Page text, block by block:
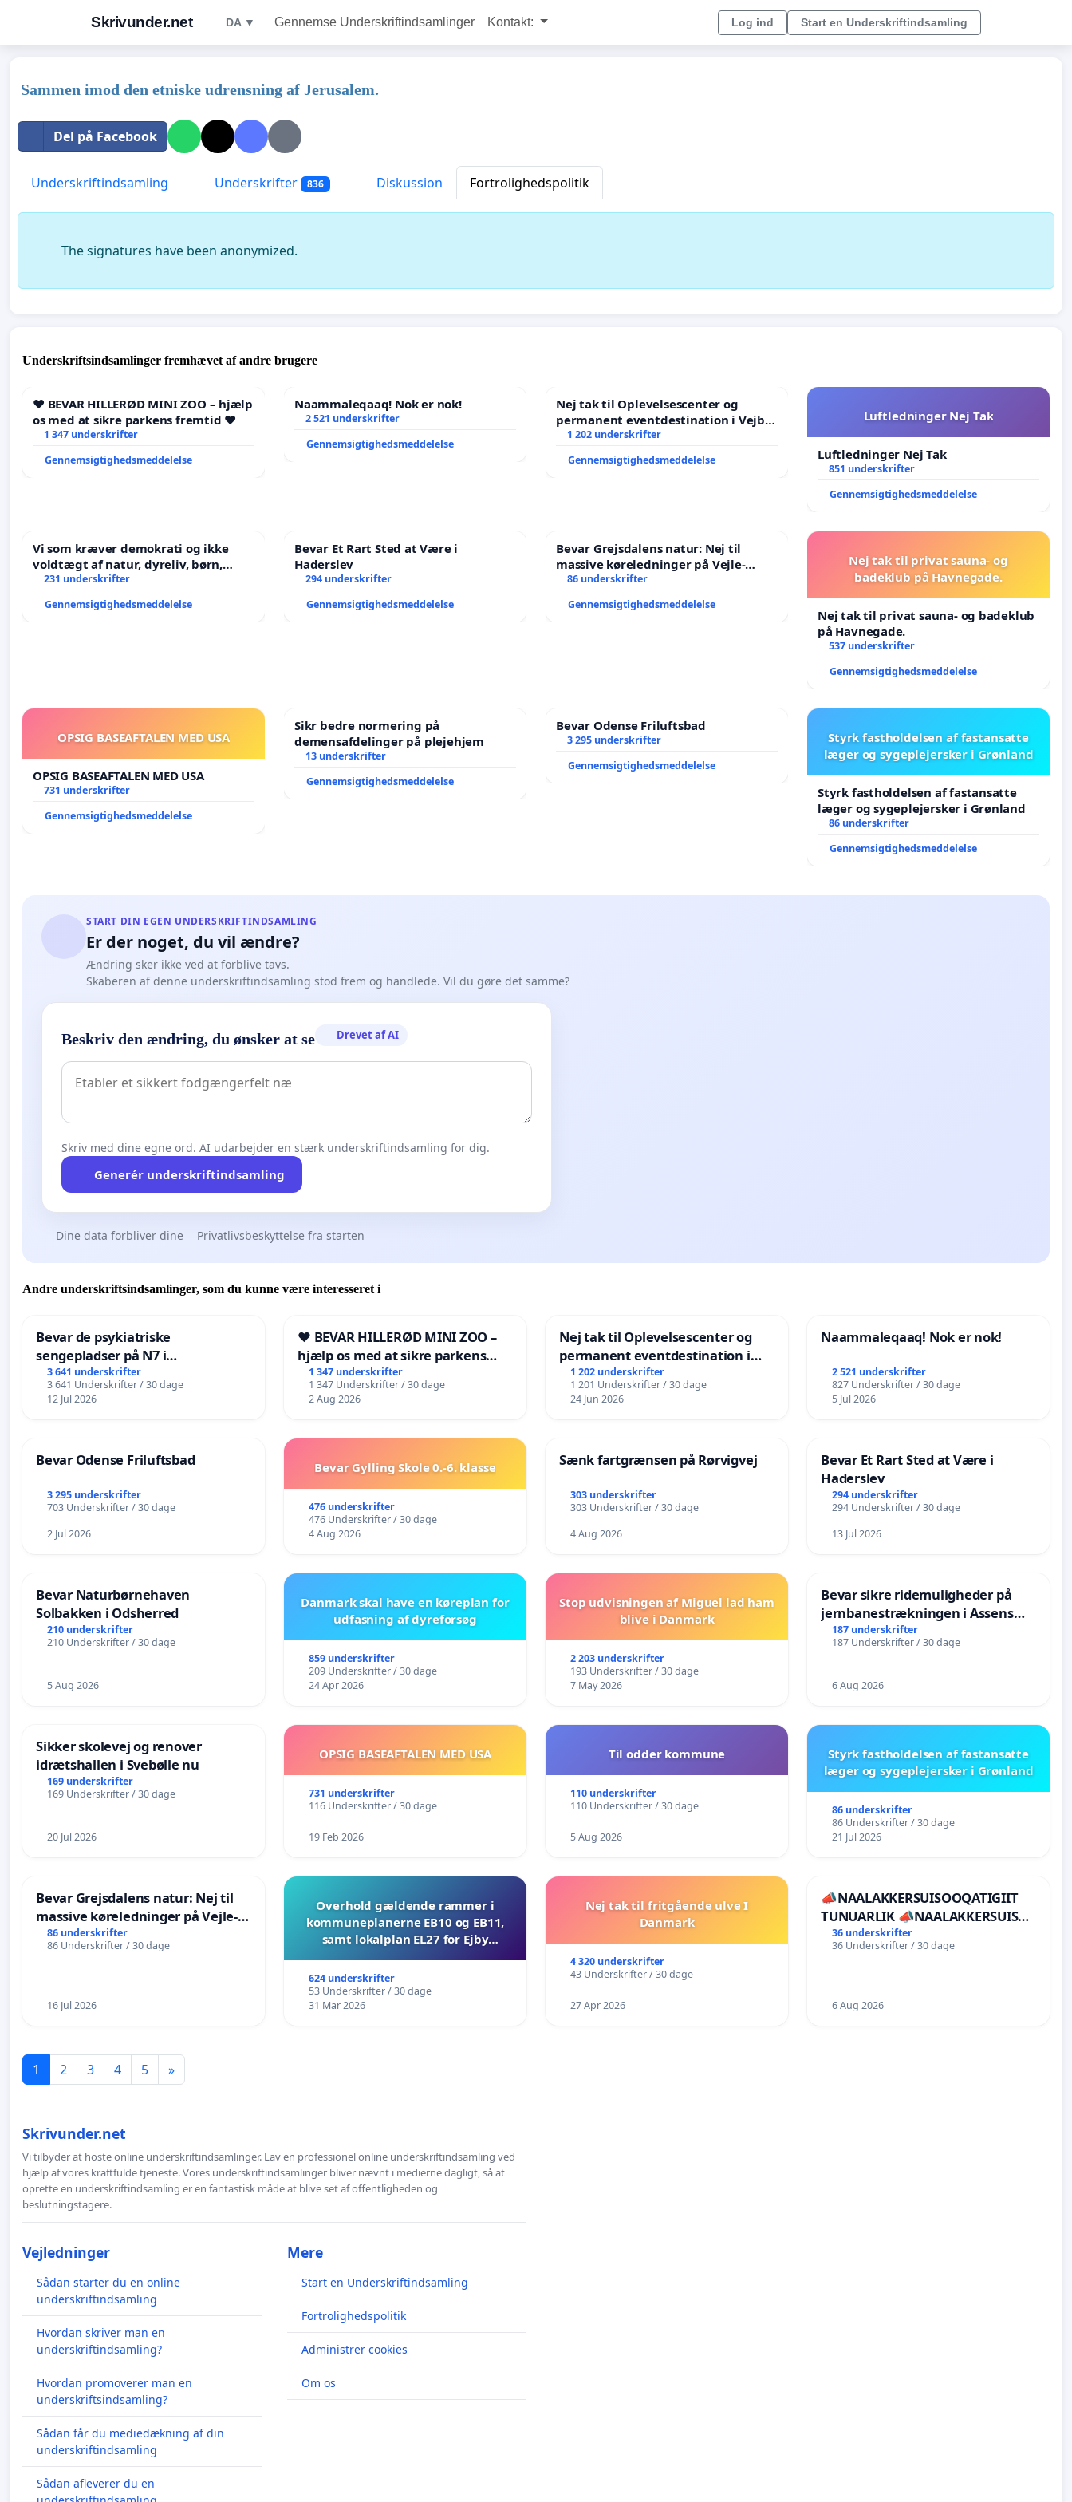
Skrivunder.net DA ▼ Gennemse Underskriftindsamlinger Kontakt: Log ind Start en Underskriftindsamling
Sammen imod den etniske udrensning af Jerusalem.
Del på Facebook
Underskriftindsamling Underskrifter 836 Diskussion Fortrolighedspolitik
The signatures have been anonymized.
Underskriftsindsamlinger fremhævet af andre brugere
❤️ BEVAR HILLERØD MINI ZOO – hjælp
os med at sikre parkens fremtid ❤️
1 347 underskrifter
Gennemsigtighedsmeddelelse
Naammaleqaaq! Nok er nok!
2 521 underskrifter
Gennemsigtighedsmeddelelse
Nej tak til Oplevelsescenter og
permanent eventdestination i Vejby
- Ja tak til et levende lokalområde i
1 202 underskrifter
Gennemsigtighedsmeddelelse
Luftledninger Nej Tak
Luftledninger Nej Tak
851 underskrifter
Gennemsigtighedsmeddelelse
Vi som kræver demokrati og ikke
voldtægt af natur, dyreliv, børn,
unge Borgene har sagt NEJ i mange
231 underskrifter
Gennemsigtighedsmeddelelse
Bevar Et Rart Sted at Være i
Haderslev
294 underskrifter
Gennemsigtighedsmeddelelse
Bevar Grejsdalens natur: Nej til
massive køreledninger på Vejle-
Struer-banen
86 underskrifter
Gennemsigtighedsmeddelelse
Nej tak til privat sauna- og
badeklub på Havnegade.
Nej tak til privat sauna- og badeklub
på Havnegade.
537 underskrifter
Gennemsigtighedsmeddelelse
OPSIG BASEAFTALEN MED USA
OPSIG BASEAFTALEN MED USA
731 underskrifter
Gennemsigtighedsmeddelelse
Sikr bedre normering på
demensafdelinger på plejehjem
13 underskrifter
Gennemsigtighedsmeddelelse
Bevar Odense Friluftsbad
3 295 underskrifter
Gennemsigtighedsmeddelelse
Styrk fastholdelsen af fastansatte
læger og sygeplejersker i Grønland
Styrk fastholdelsen af fastansatte
læger og sygeplejersker i Grønland
86 underskrifter
Gennemsigtighedsmeddelelse
START DIN EGEN UNDERSKRIFTINDSAMLING
Er der noget, du vil ændre?
Ændring sker ikke ved at forblive tavs.
Skaberen af denne underskriftindsamling stod frem og handlede. Vil du gøre det samme?
Beskriv den ændring, du ønsker at se Drevet af AI
Skriv med dine egne ord. AI udarbejder en stærk underskriftindsamling for dig.
Generér underskriftindsamling
Dine data forbliver dine Privatlivsbeskyttelse fra starten
Andre underskriftsindsamlinger, som du kunne være interesseret i
Bevar de psykiatriske
sengepladser på N7 i
Frederikshavn
3 641 underskrifter
3 641 Underskrifter / 30 dage
12 Jul 2026
❤️ BEVAR HILLERØD MINI ZOO –
hjælp os med at sikre parkens
fremtid ❤️
1 347 underskrifter
1 347 Underskrifter / 30 dage
2 Aug 2026
Nej tak til Oplevelsescenter og
permanent eventdestination i
Vejby - Ja tak til et levende
lokalområde i balance
1 202 underskrifter
1 201 Underskrifter / 30 dage
24 Jun 2026
Naammaleqaaq! Nok er nok!
2 521 underskrifter
827 Underskrifter / 30 dage
5 Jul 2026
Bevar Odense Friluftsbad
3 295 underskrifter
703 Underskrifter / 30 dage
2 Jul 2026
Bevar Gylling Skole 0.-6. klasse
476 underskrifter
476 Underskrifter / 30 dage
4 Aug 2026
Sænk fartgrænsen på Rørvigvej
303 underskrifter
303 Underskrifter / 30 dage
4 Aug 2026
Bevar Et Rart Sted at Være i
Haderslev
294 underskrifter
294 Underskrifter / 30 dage
13 Jul 2026
Bevar Naturbørnehaven
Solbakken i Odsherred
210 underskrifter
210 Underskrifter / 30 dage
5 Aug 2026
Danmark skal have en køreplan for
udfasning af dyreforsøg
859 underskrifter
209 Underskrifter / 30 dage
24 Apr 2026
Stop udvisningen af Miguel lad ham
blive i Danmark
2 203 underskrifter
193 Underskrifter / 30 dage
7 May 2026
Bevar sikre ridemuligheder på
jernbanestrækningen i Assens
Kommune
187 underskrifter
187 Underskrifter / 30 dage
6 Aug 2026
Sikker skolevej og renover
idrætshallen i Svebølle nu
169 underskrifter
169 Underskrifter / 30 dage
20 Jul 2026
OPSIG BASEAFTALEN MED USA
731 underskrifter
116 Underskrifter / 30 dage
19 Feb 2026
Til odder kommune
110 underskrifter
110 Underskrifter / 30 dage
5 Aug 2026
Styrk fastholdelsen af fastansatte
læger og sygeplejersker i Grønland
86 underskrifter
86 Underskrifter / 30 dage
21 Jul 2026
Bevar Grejsdalens natur: Nej til
massive køreledninger på Vejle-
Struer-banen
86 underskrifter
86 Underskrifter / 30 dage
16 Jul 2026
Overhold gældende rammer i
kommuneplanerne EB10 og EB11,
samt lokalplan EL27 for Ejby
624 underskrifter
53 Underskrifter / 30 dage
31 Mar 2026
Nej tak til fritgående ulve I
Danmark
4 320 underskrifter
43 Underskrifter / 30 dage
27 Apr 2026
📣NAALAKKERSUISOOQATIGIIT
TUNUARLIK 📣NAALAKKERSUISUT
BØR TRÆKKE SIG TILBAGE
36 underskrifter
36 Underskrifter / 30 dage
6 Aug 2026
1 2 3 4 5 »
Skrivunder.net
Vi tilbyder at hoste online underskriftindsamlinger. Lav en professionel online underskriftindsamling ved
hjælp af vores kraftfulde tjeneste. Vores underskriftindsamlinger bliver nævnt i medierne dagligt, så at
oprette en underskriftindsamling er en fantastisk måde at blive set af offentligheden og
beslutningstagere.
Vejledninger
Sådan starter du en online
underskriftindsamling
Hvordan skriver man en
underskriftindsamling?
Hvordan promoverer man en
underskriftsindsamling?
Sådan får du mediedækning af din
underskriftindsamling
Sådan afleverer du en
Mere
Start en Underskriftindsamling
Fortrolighedspolitik
Administrer cookies
Om os